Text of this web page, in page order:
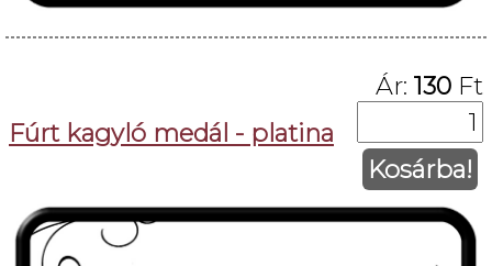
Fúrt kagyló medál - platina
Ár: 130 Ft
Kosárba!